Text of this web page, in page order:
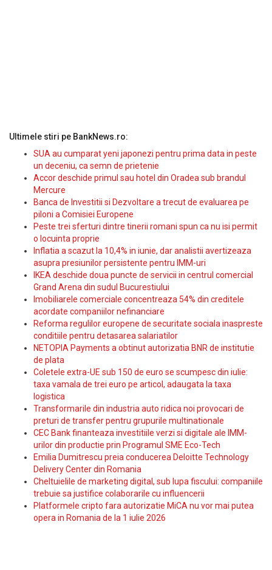
Ultimele stiri pe BankNews.ro:
SUA au cumparat yeni japonezi pentru prima data in peste
un deceniu, ca semn de prietenie
Accor deschide primul sau hotel din Oradea sub brandul
Mercure
Banca de Investitii si Dezvoltare a trecut de evaluarea pe
piloni a Comisiei Europene
Peste trei sferturi dintre tinerii romani spun ca nu isi permit
o locuinta proprie
Inflatia a scazut la 10,4% in iunie, dar analistii avertizeaza
asupra presiunilor persistente pentru IMM-uri
IKEA deschide doua puncte de servicii in centrul comercial
Grand Arena din sudul Bucurestiului
Imobiliarele comerciale concentreaza 54% din creditele
acordate companiilor nefinanciare
Reforma regulilor europene de securitate sociala inaspreste
conditiile pentru detasarea salariatilor
NETOPIA Payments a obtinut autorizatia BNR de institutie
de plata
Coletele extra-UE sub 150 de euro se scumpesc din iulie:
taxa vamala de trei euro pe articol, adaugata la taxa
logistica
Transformarile din industria auto ridica noi provocari de
preturi de transfer pentru grupurile multinationale
CEC Bank finanteaza investitiile verzi si digitale ale IMM-
urilor din productie prin Programul SME Eco-Tech
Emilia Dumitrescu preia conducerea Deloitte Technology
Delivery Center din Romania
Cheltuielile de marketing digital, sub lupa fiscului: companiile
trebuie sa justifice colaborarile cu influencerii
Platformele cripto fara autorizatie MiCA nu vor mai putea
opera in Romania de la 1 iulie 2026